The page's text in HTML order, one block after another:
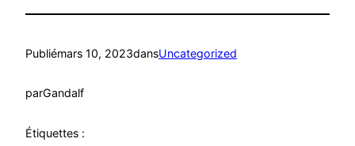
Publiémars 10, 2023dansUncategorized
parGandalf
Étiquettes :